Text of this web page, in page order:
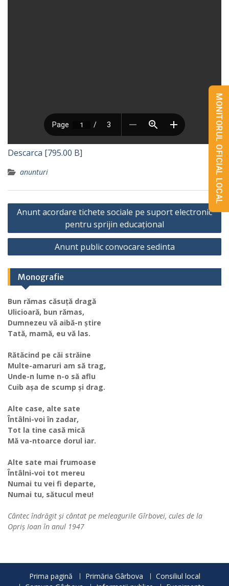
Descarca [795.00 B]
anunturi
Navigare
articole
Anunt acordare tichete sociale pe suport electronic
pentru sprijin educațional
Anunt public convocare sedinta
Monografie
Bun rămas căsuță dragă
Ulicioară, bun rămas,
Dumnezeu vă aibă-n știre
Tată, mamă, eu vă las.
Rătăcind pe căi străine
Multe-amaruri am să trag,
Unde-n lume n-o să aflu
Cuib așa de scump și drag.
Alte case, alte sate
Întâlni-voi în zadar,
Tot la tine casă mică
Mă va-ntoarce dorul iar.
Alte sate mai frumoase
Întâlni-voi tot mereu
Numai tu vei fi departe,
Numai tu, sătucul meu!
Cântec îndrăgit și cântat pe meleagurile Gîrbovei, cules de la
Opriș Ioan în anul 1947
Prima pagină Primăria Gârbova
Consiliul local
MONITORUL OFICIAL LOCAL